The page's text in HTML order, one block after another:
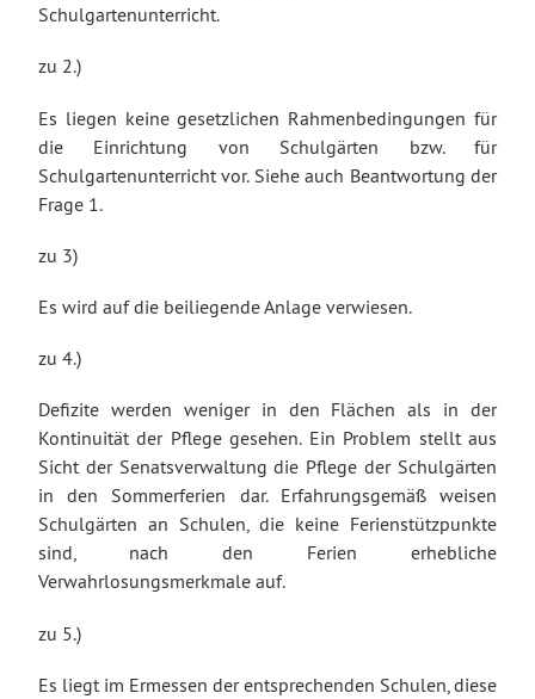
Schulgartenunterricht.
zu 2.)
Es liegen keine gesetzlichen Rahmenbedingungen für
die Einrichtung von Schulgärten bzw. für
Schulgartenunterricht vor. Siehe auch Beantwortung der
Frage 1.
zu 3)
Es wird auf die beiliegende Anlage verwiesen.
zu 4.)
Defizite werden weniger in den Flächen als in der
Kontinuität der Pflege gesehen. Ein Problem stellt aus
Sicht der Senatsverwaltung die Pflege der Schulgärten
in den Sommerferien dar. Erfahrungsgemäß weisen
Schulgärten an Schulen, die keine Ferienstützpunkte
sind, nach den Ferien erhebliche
Verwahrlosungsmerkmale auf.
zu 5.)
Es liegt im Ermessen der entsprechenden Schulen, diese